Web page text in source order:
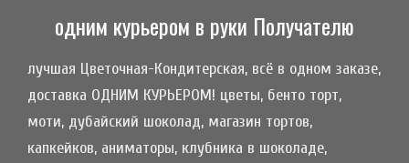
одним курьером в руки Получателю
лучшая Цветочная-Кондитерская, всё в одном заказе,
доставка ОДНИМ КУРЬЕРОМ! цветы, бенто торт,
моти, дубайский шоколад, магазин тортов,
капкейков, аниматоры, клубника в шоколаде,